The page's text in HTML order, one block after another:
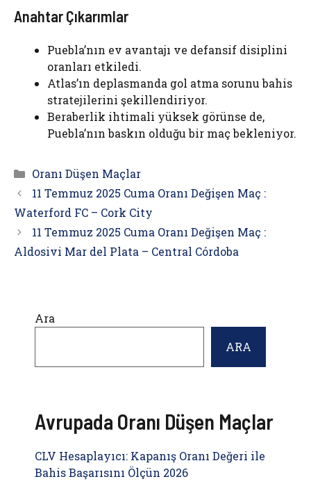
Anahtar Çıkarımlar
Puebla’nın ev avantajı ve defansif disiplini
oranları etkiledi.
Atlas’ın deplasmanda gol atma sorunu bahis
stratejilerini şekillendiriyor.
Beraberlik ihtimali yüksek görünse de,
Puebla’nın baskın olduğu bir maç bekleniyor.
Kategoriler
Oranı Düşen Maçlar
11 Temmuz 2025 Cuma Oranı Değişen Maç :
Waterford FC – Cork City
11 Temmuz 2025 Cuma Oranı Değişen Maç :
Aldosivi Mar del Plata – Central Córdoba
Ara
ARA
Avrupada Oranı Düşen Maçlar
CLV Hesaplayıcı: Kapanış Oranı Değeri ile
Bahis Başarısını Ölçün 2026